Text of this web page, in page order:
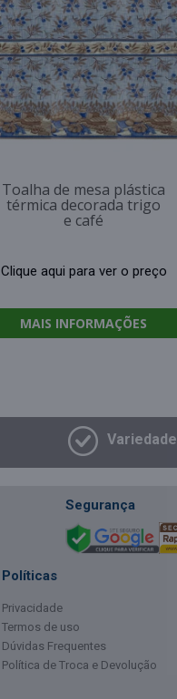
Toalha de mesa plástica
térmica decorada trigo
e café
Clique aqui para ver o preço
MAIS INFORMAÇÕES
Variedade
Segurança
Políticas
Privacidade
Termos de uso
Dúvidas Frequentes
Política de Troca e Devolução